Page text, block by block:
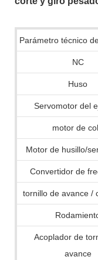
Parámetro técnico
NC
Huso
Servomotor del
motor de
Motor de husillo/
Convertidor de
tornillo de avance /
Acoplador de
avance